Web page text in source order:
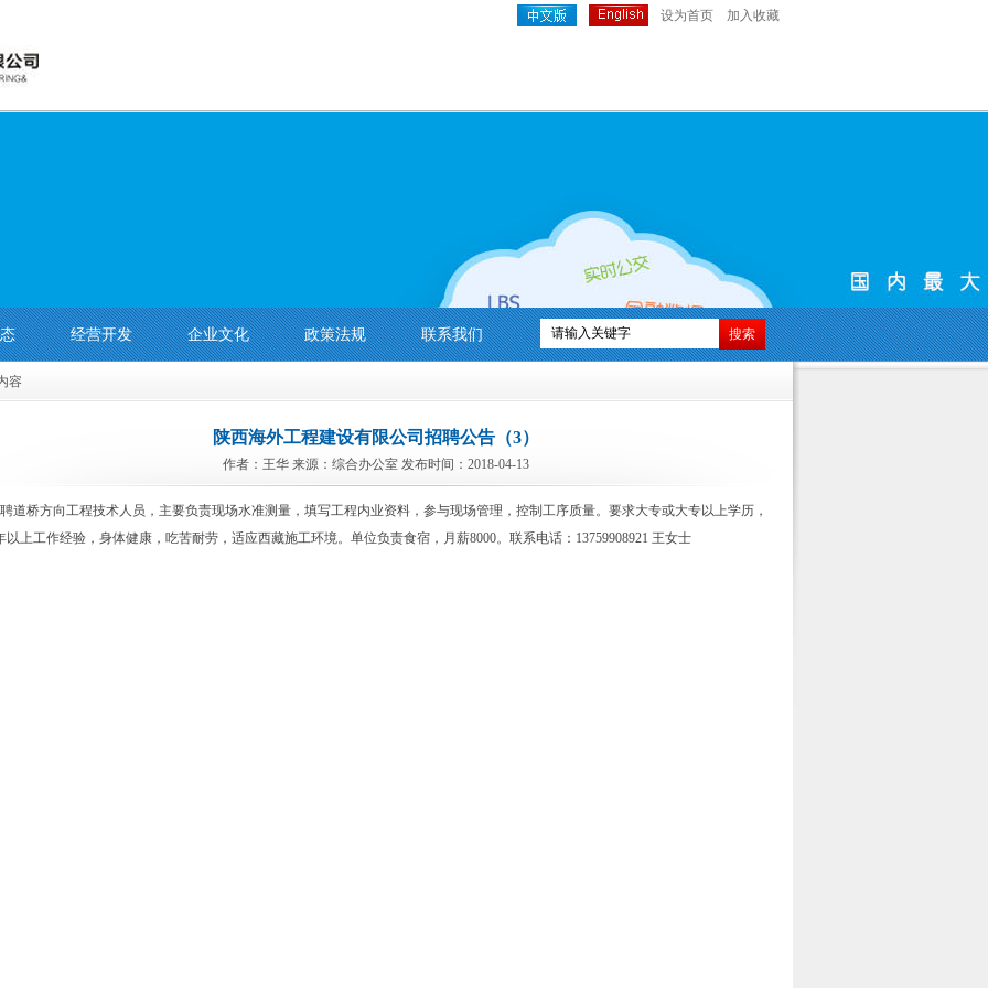
设为首页 加入收藏
经营开发 企业文化 政策法规 联系我们
容
陕西海外工程建设有限公司招聘公告（3）
作者：王华 来源：综合办公室 发布时间：2018-04-13
道桥方向工程技术人员，主要负责现场水准测量，填写工程内业资料，参与现场管理，控制工序质量。要求大专或大专以上学历，
以上工作经验，身体健康，吃苦耐劳，适应西藏施工环境。单位负责食宿，月薪8000。联系电话：13759908921 王女士